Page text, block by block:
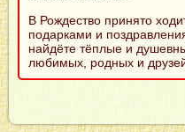
В Рождество принято
подарками и
найдёте тёплые и
любимых, родных и